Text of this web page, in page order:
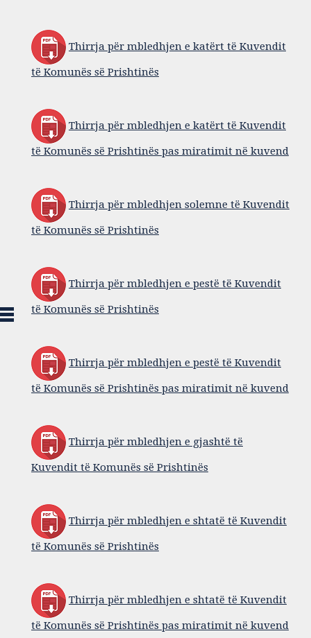
Thirrja për mbledhjen e katërt të Kuvendit
të Komunës së Prishtinës
Thirrja për mbledhjen e katërt të Kuvendit
të Komunës së Prishtinës pas miratimit në kuvend
Thirrja për mbledhjen solemne të Kuvendit
të Komunës së Prishtinës
Thirrja për mbledhjen e pestë të Kuvendit
të Komunës së Prishtinës
Thirrja për mbledhjen e pestë të Kuvendit
të Komunës së Prishtinës pas miratimit në kuvend
Thirrja për mbledhjen e gjashtë të
Kuvendit të Komunës së Prishtinës
Thirrja për mbledhjen e shtatë të Kuvendit
të Komunës së Prishtinës
Thirrja për mbledhjen e shtatë të Kuvendit
të Komunës së Prishtinës pas miratimit në kuvend